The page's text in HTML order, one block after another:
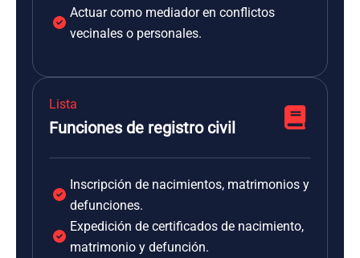
Actuar como mediador en conflictos
vecinales o personales.
Lista
Funciones de registro civil
Inscripción de nacimientos, matrimonios y
defunciones.
Expedición de certificados de nacimiento,
matrimonio y defunción.